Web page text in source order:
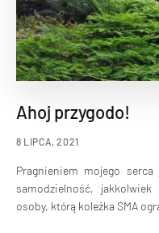
Ahoj przygodo!
8 LIPCA, 2021
Pragnieniem mojego serca
samodzielność,
osoby, którą koleżka SMA